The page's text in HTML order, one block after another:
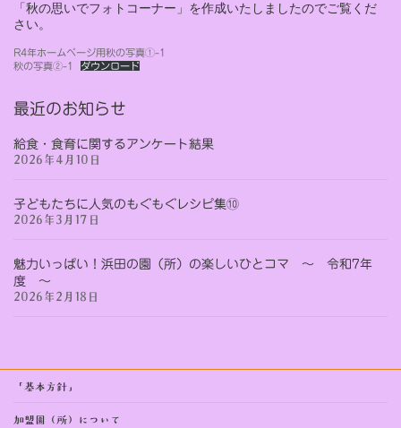
「秋の思いでフォトコーナー」を作成いたしましたのでご覧くだ
さい。
R4年ホームページ用秋の写真①-1
秋の写真②-1
ダウンロード
最近のお知らせ
給食・食育に関するアンケート結果
2026年4月10日
子どもたちに人気のもぐもぐレシピ集⑩
2026年3月17日
魅力いっぱい！浜田の園（所）の楽しいひとコマ ～ 令和7年
度 ～
2026年2月18日
「基本方針」
加盟園（所）について